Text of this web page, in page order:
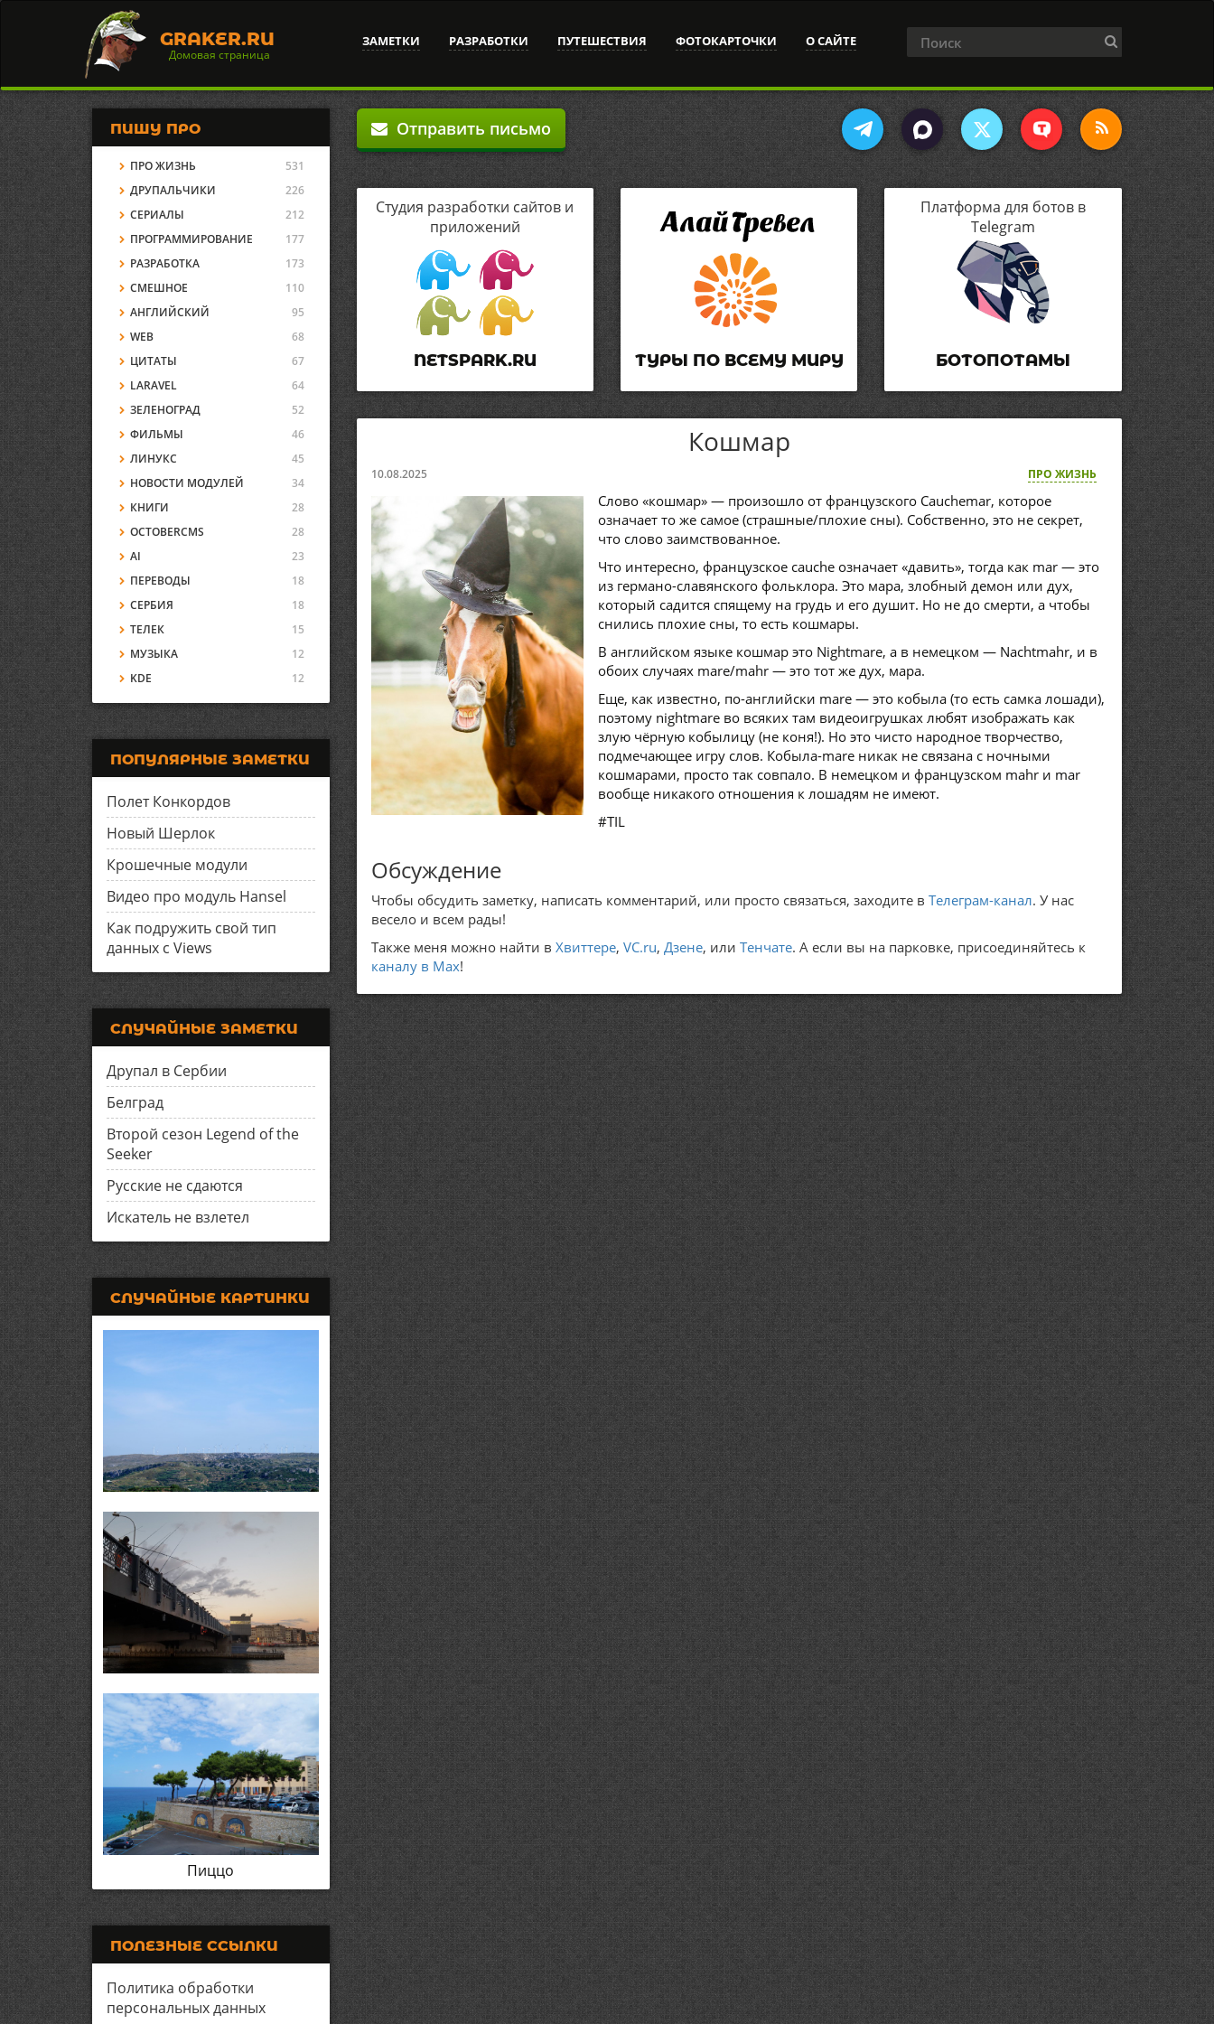
GRAKER.RU
Домовая страница
ЗАМЕТКИ РАЗРАБОТКИ ПУТЕШЕСТВИЯ ФОТОКАРТОЧКИ О САЙТЕ
Отправить письмо
Студия разработки сайтов и
приложений
NETSPARK.RU ТУРЫ ПО ВСЕМУ МИРУ
Платформа для ботов в
Telegram
БОТОПОТАМЫ
Кошмар
10.08.2025 ПРО ЖИЗНЬ
Слово «кошмар» — произошло от французского Cauchemar, которое
означает то же самое (страшные/плохие сны). Собственно, это не секрет,
что слово заимствованное.
Что интересно, французское cauche означает «давить», тогда как mar — это
из германо-славянского фольклора. Это мара, злобный демон или дух,
который садится спящему на грудь и его душит. Но не до смерти, а чтобы
снились плохие сны, то есть кошмары.
В английском языке кошмар это Nightmare, а в немецком — Nachtmahr, и в
обоих случаях mare/mahr — это тот же дух, мара.
Еще, как известно, по-английски mare — это кобыла (то есть самка лошади),
поэтому nightmare во всяких там видеоигрушках любят изображать как
злую чёрную кобылицу (не коня!). Но это чисто народное творчество,
подмечающее игру слов. Кобыла-mare никак не связана с ночными
кошмарами, просто так совпало. В немецком и французском mahr и mar
вообще никакого отношения к лошадям не имеют.
#TIL
Обсуждение
Чтобы обсудить заметку, написать комментарий, или просто связаться, заходите в Телеграм-канал. У нас
весело и всем рады!
Также меня можно найти в Хвиттере, VC.ru, Дзене, или Тенчате. А если вы на парковке, присоединяйтесь к
каналу в Max!
ПИШУ ПРО
ПРО ЖИЗНЬ
531
ДРУПАЛЬЧИКИ
226
СЕРИАЛЫ
212
ПРОГРАММИРОВАНИЕ
177
РАЗРАБОТКА
173
СМЕШНОЕ
110
АНГЛИЙСКИЙ
95
WEB
68
ЦИТАТЫ
67
LARAVEL
64
ЗЕЛЕНОГРАД
52
ФИЛЬМЫ
46
ЛИНУКС
45
НОВОСТИ МОДУЛЕЙ
34
КНИГИ
28
OCTOBERCMS
28
AI
23
ПЕРЕВОДЫ
18
СЕРБИЯ
18
ТЕЛЕК
15
МУЗЫКА
12
KDE
12
ПОПУЛЯРНЫЕ ЗАМЕТКИ
Полет Конкордов
Новый Шерлок
Крошечные модули
Видео про модуль Hansel
Как подружить свой тип
данных с Views
СЛУЧАЙНЫЕ ЗАМЕТКИ
Друпал в Сербии
Белград
Второй сезон Legend of the
Seeker
Русские не сдаются
Искатель не взлетел
СЛУЧАЙНЫЕ КАРТИНКИ
Пиццо
ПОЛЕЗНЫЕ ССЫЛКИ
Политика обработки
персональных данных